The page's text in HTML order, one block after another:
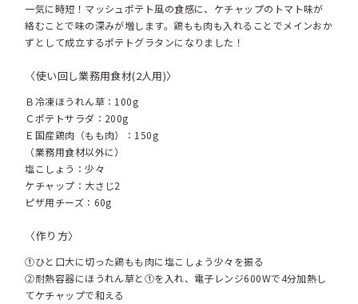
一気に時短！マッシュポテト風の食感に、ケチャップのトマト味が
絡むことで味の深みが増します。鶏もも肉も入れることでメインおか
ずとして成立するポテトグラタンになりました！
〈使い回し業務用食材(2人用)〉
Ｂ冷凍ほうれん草：100g
Ｃポテトサラダ：200g
Ｅ国産鶏肉（もも肉）：150g
（業務用食材以外に）
塩こしょう：少々
ケチャップ：大さじ2
ピザ用チーズ：60g
〈作り方〉
①ひと口大に切った鶏もも肉に塩こしょう少々を振る
②耐熱容器にほうれん草と①を入れ、電子レンジ600Wで4分加熱し
てケチャップで和える